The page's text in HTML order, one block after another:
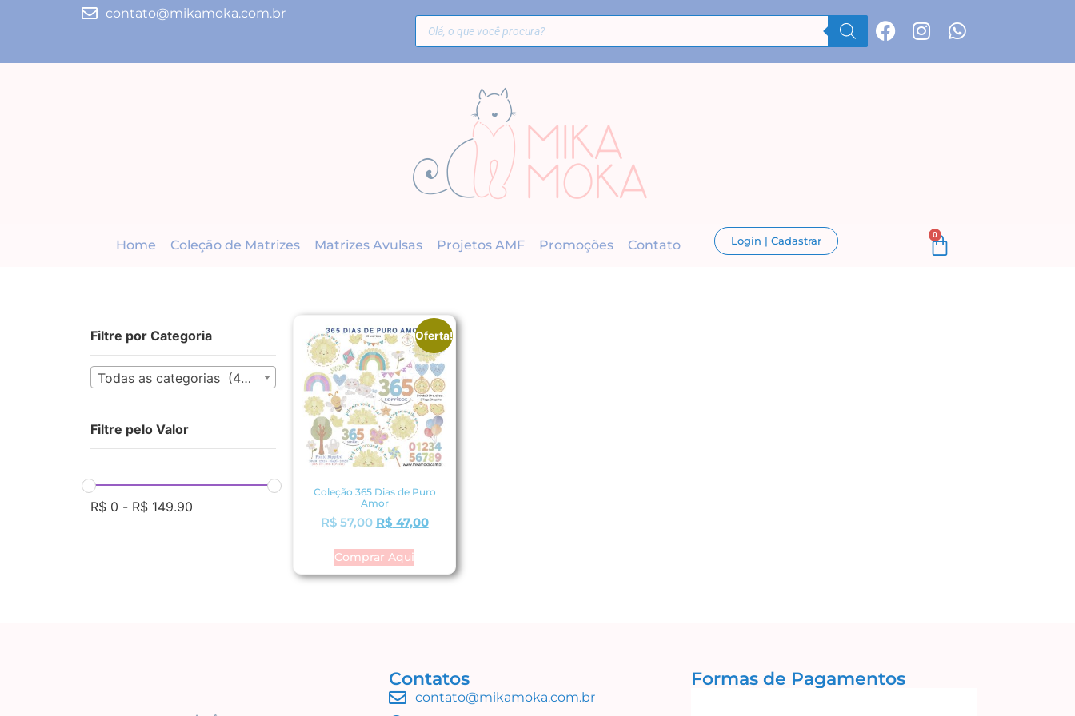
contato@mikamoka.com.br
Home Coleção de Matrizes Matrizes Avulsas Projetos AMF Promoções Contato Login | Cadastrar 0
Filtre por Categoria
Todas as categorias (433)
Filtre pelo Valor
R$ 0 - R$ 149.90
Oferta!
Coleção 365 Dias de Puro
Amor
R$57,00 R$ 47,00
Comprar Aqui
Contatos
contato@mikamoka.com.br
Formas de Pagamentos